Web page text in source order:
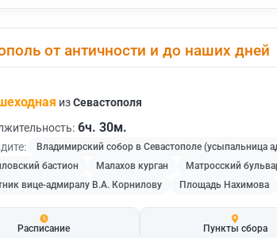
от античности и до наших дней
изСевастополя
6ч. 30м.
Владимирский собор в Севастополе (усыпальница
бастион
Малахов курган Матросский
вице-адмиралу В.А. Корнилову
Площадь Нахимова
Расписание Пункты сбора